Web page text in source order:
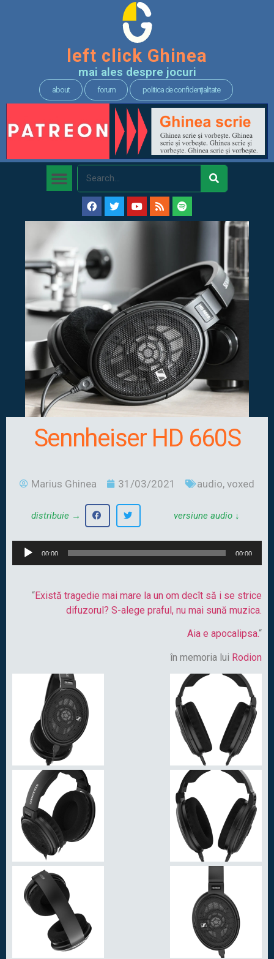
left click Ghinea
mai ales despre jocuri
about forum politica de confidențialitate
Sennheiser HD 660S
Marius Ghinea 31/03/2021 audio, voxed
distribuie → versiune audio ↓
Audio
00:00 00:00
“Există tragedie mai mare la un om decît să i se strice
difuzorul? S-alege praful, nu mai sună muzica.
Aia e apocalipsa.“
în memoria lui Rodion